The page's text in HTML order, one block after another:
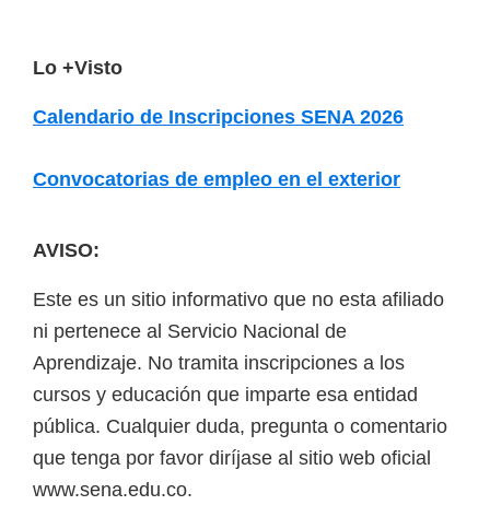
Lo +Visto
Calendario de Inscripciones SENA 2026
Convocatorias de empleo en el exterior
AVISO:
Este es un sitio informativo que no esta afiliado
ni pertenece al Servicio Nacional de
Aprendizaje. No tramita inscripciones a los
cursos y educación que imparte esa entidad
pública. Cualquier duda, pregunta o comentario
que tenga por favor diríjase al sitio web oficial
www.sena.edu.co.